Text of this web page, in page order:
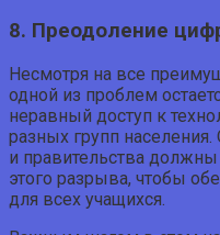
8. Преодоление
Несмотря на все
одной из проблем
неравный доступ к
разных групп
и правительства
этого разрыва, чтобы
для всех учащихся.